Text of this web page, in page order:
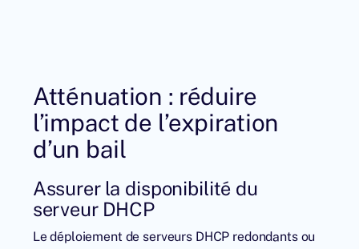
Atténuation : réduire
l’impact de l’expiration
d’un bail
Assurer la disponibilité du
serveur DHCP
Le déploiement de serveurs DHCP redondants ou